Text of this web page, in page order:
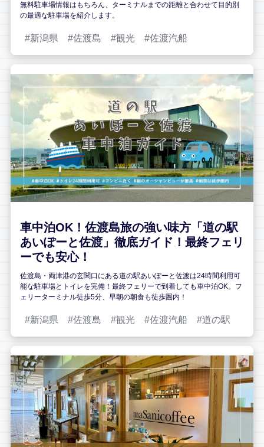
無料駐車場情報はもちろん、ターミナルまでの距離と合わせて目的別
の最適な駐車場を紹介します。
新潟県 佐渡島 観光 佐渡汽船
車中泊OK！佐渡島旅の強い味方「道の駅
あいぽーと佐渡」徹底ガイド！最終フェリ
ーでも安心！
佐渡島・両津港の玄関口にある道の駅あいぽーと佐渡は24時間利用可
能な駐車場とトイレを完備！最終フェリーで到着しても車中泊OK。フ
ェリーターミナル徒歩5分、早朝の朝食も徒歩圏内！
新潟県 佐渡島 観光 佐渡汽船 道の駅